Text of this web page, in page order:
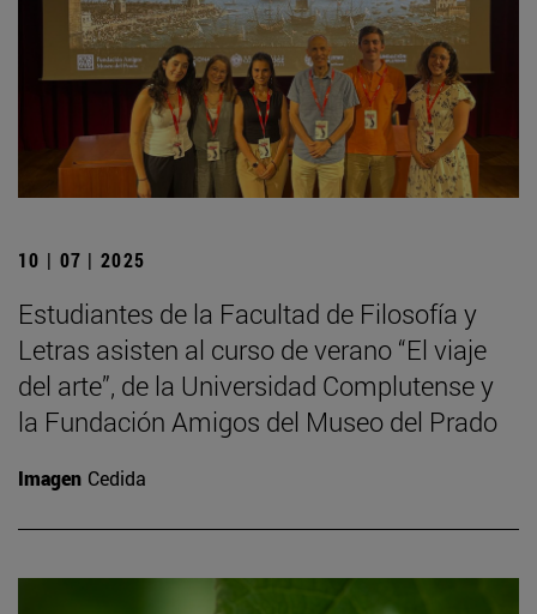
10 | 07 | 2025
Estudiantes de la Facultad de Filosofía y
Letras asisten al curso de verano “El viaje
del arte”, de la Universidad Complutense y
la Fundación Amigos del Museo del Prado
Imagen Cedida